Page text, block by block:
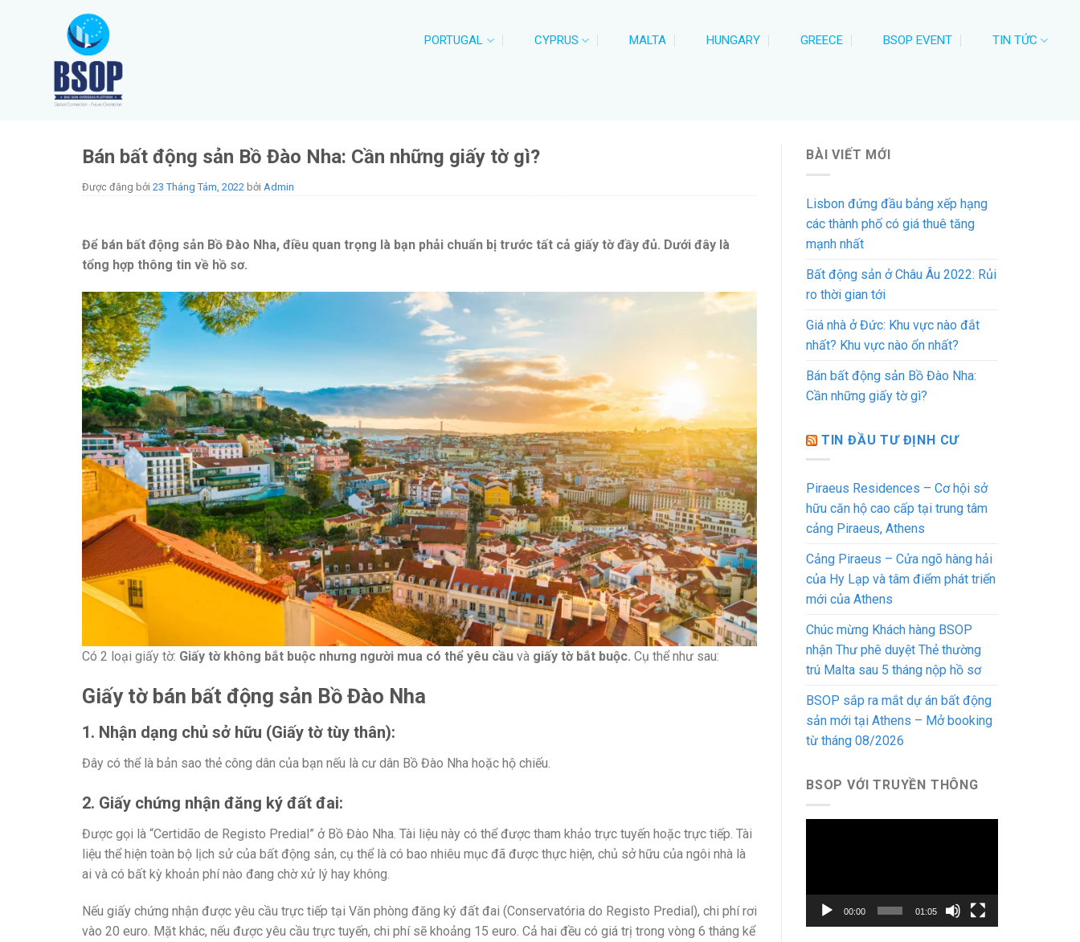
PORTUGAL CYPRUS MALTA HUNGARY GREECE BSOP EVENT TIN TỨC
Bán bất động sản Bồ Đào Nha: Cần những giấy tờ gì?
Được đăng bởi 23 Tháng Tám, 2022 bởi Admin
Để bán bất động sản Bồ Đào Nha, điều quan trọng là bạn phải chuẩn bị trước tất cả giấy tờ đầy đủ. Dưới đây là
tổng hợp thông tin về hồ sơ.
Có 2 loại giấy tờ: Giấy tờ không bắt buộc nhưng người mua có thể yêu cầu và giấy tờ bắt buộc. Cụ thể như sau:
Giấy tờ bán bất động sản Bồ Đào Nha
1. Nhận dạng chủ sở hữu (Giấy tờ tùy thân):
Đây có thể là bản sao thẻ công dân của bạn nếu là cư dân Bồ Đào Nha hoặc hộ chiếu.
2. Giấy chứng nhận đăng ký đất đai:
Được gọi là “Certidão de Registo Predial” ở Bồ Đào Nha. Tài liệu này có thể được tham khảo trực tuyến hoặc trực tiếp. Tài
liệu thể hiện toàn bộ lịch sử của bất động sản, cụ thể là có bao nhiêu mục đã được thực hiện, chủ sở hữu của ngôi nhà là
ai và có bất kỳ khoản phí nào đang chờ xử lý hay không.
Nếu giấy chứng nhận được yêu cầu trực tiếp tại Văn phòng đăng ký đất đai (Conservatória do Registo Predial), chi phí rơi
vào 20 euro. Mặt khác, nếu được yêu cầu trực tuyến, chi phí sẽ khoảng 15 euro. Cả hai đều có giá trị trong vòng 6 tháng kể
BÀI VIẾT MỚI
Lisbon đứng đầu bảng xếp hạng
các thành phố có giá thuê tăng
mạnh nhất
Bất động sản ở Châu Âu 2022: Rủi
ro thời gian tới
Giá nhà ở Đức: Khu vực nào đắt
nhất? Khu vực nào ổn nhất?
Bán bất động sản Bồ Đào Nha:
Cần những giấy tờ gì?
TIN ĐẦU TƯ ĐỊNH CƯ
Piraeus Residences – Cơ hội sở
hữu căn hộ cao cấp tại trung tâm
cảng Piraeus, Athens
Cảng Piraeus – Cửa ngõ hàng hải
của Hy Lạp và tâm điểm phát triển
mới của Athens
Chúc mừng Khách hàng BSOP
nhận Thư phê duyệt Thẻ thường
trú Malta sau 5 tháng nộp hồ sơ
BSOP sắp ra mắt dự án bất động
sản mới tại Athens – Mở booking
từ tháng 08/2026
BSOP VỚI TRUYỀN THÔNG
00:00 01:05